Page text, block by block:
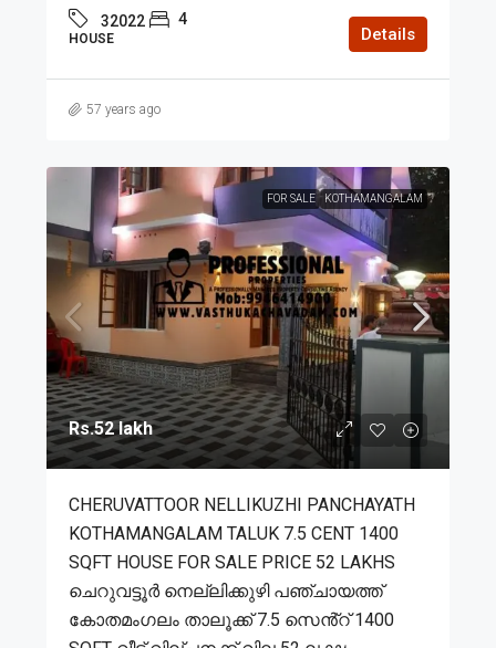
32022 4
HOUSE Details
57 years ago
FOR SALE KOTHAMANGALAM
Rs.52 lakh
CHERUVATTOOR NELLIKUZHI PANCHAYATH
KOTHAMANGALAM TALUK 7.5 CENT 1400
SQFT HOUSE FOR SALE PRICE 52 LAKHS
ചെറുവട്ടൂർ നെല്ലിക്കുഴി പഞ്ചായത്ത്
കോതമംഗലം താലൂക്ക് 7.5 സെൻ്റ് 1400